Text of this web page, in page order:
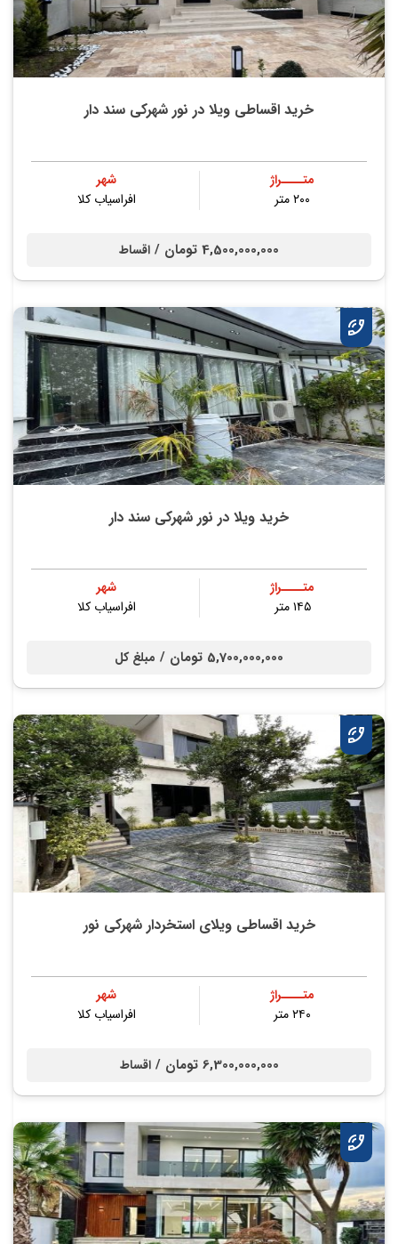
خرید اقساطی ویلا در نور شهرکی سند دار
متــــراژ
۲۰۰ متر
شهر
افراسیاب کلا
4,500,000,000 تومان / اقساط
خرید ویلا در نور شهرکی سند دار
متــــراژ
۱۴۵ متر
شهر
افراسیاب کلا
5,700,000,000 تومان / مبلغ کل
خرید اقساطی ویلای استخردار شهرکی نور
متــــراژ
۲۴۰ متر
شهر
افراسیاب کلا
6,300,000,000 تومان / اقساط